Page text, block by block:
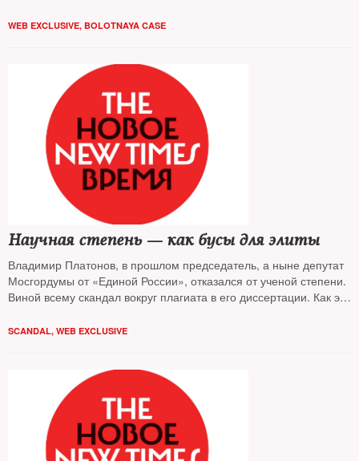
WEB EXCLUSIVE, BOLOTNAYA CASE
Научная степень — как бусы для элиты
Владимир Платонов, в прошлом председатель, а ныне депутат
Мосгордумы от «Единой России», отказался от ученой степени.
Виной всему скандал вокруг плагиата в его диссертации. Как это
SCANDAL, WEB EXCLUSIVE